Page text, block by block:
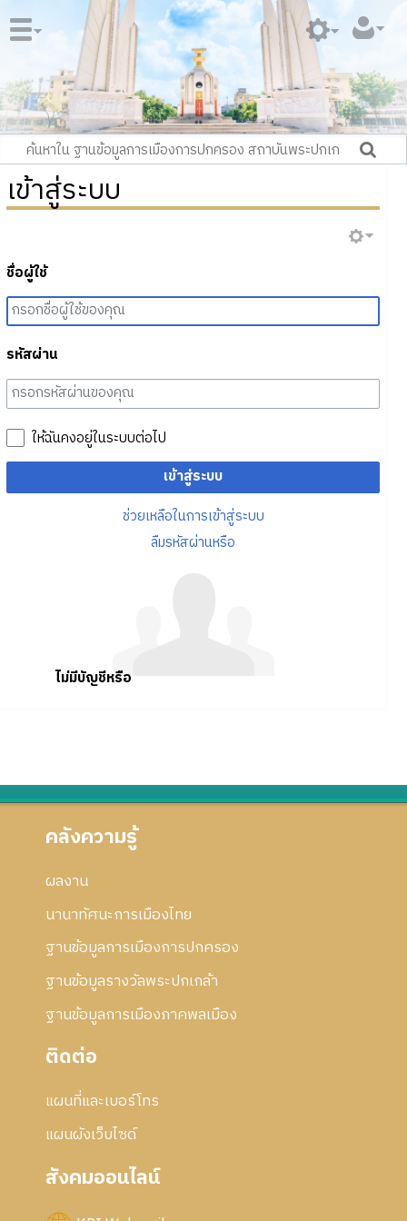
เข้าสู่ระบบ
ชื่อผู้ใช้
รหัสผ่าน
ให้ฉันคงอยู่ในระบบต่อไป
เข้าสู่ระบบ
ช่วยเหลือในการเข้าสู่ระบบ
ลืมรหัสผ่านหรือ
ไม่มีบัญชีหรือ
คลังความรู้
ผลงาน
นานาทัศนะการเมืองไทย
ฐานข้อมูลการเมืองการปกครอง
ฐานข้อมูลรางวัลพระปกเกล้า
ฐานข้อมูลการเมืองภาคพลเมือง
ติดต่อ
แผนที่และเบอร์โทร
แผนผังเว็บไซด์
สังคมออนไลน์